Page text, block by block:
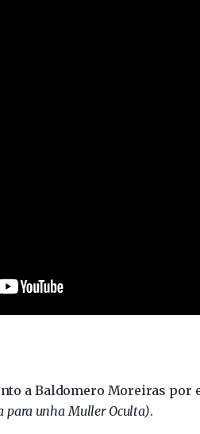
a Baldomero Moreiras por
para unha Muller Oculta).